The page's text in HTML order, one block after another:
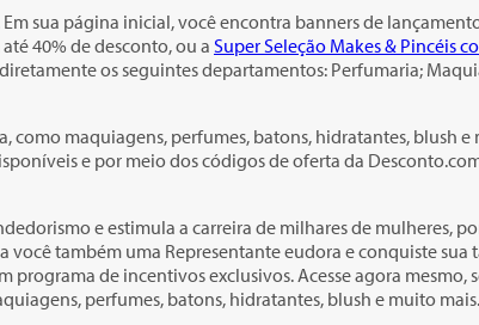
sua página inicial, você encontra banners de
40% de desconto, ou a Super Seleção Makes & Pincéis
os seguintes departamentos: Perfumaria;
maquiagens, perfumes, batons, hidratantes, blush
e por meio dos códigos de oferta da
e estimula a carreira de milhares de mulheres,
você também uma Representante eudora e conquiste
de incentivos exclusivos. Acesse agora
perfumes, batons, hidratantes, blush e muito mais.